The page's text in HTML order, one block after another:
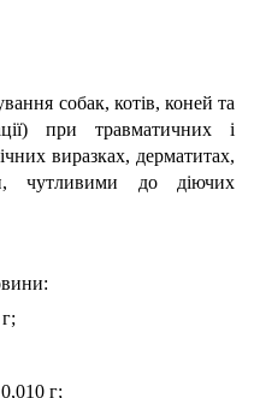
собак, котів, коней та
при травматичних і
виразках, дерматитах,
чутливими до діючих
г;